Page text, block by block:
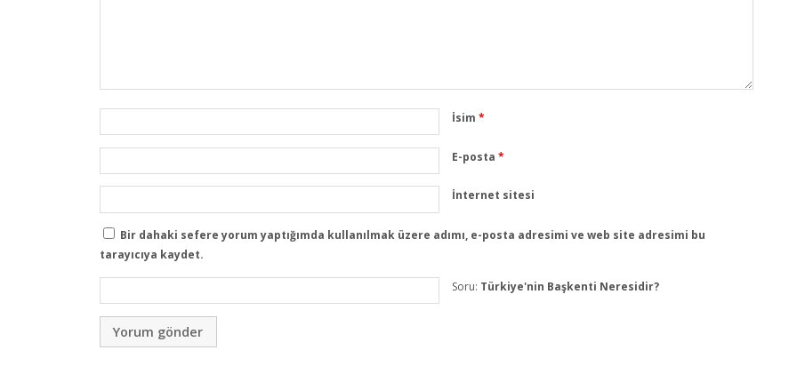
İsim *
E-posta *
İnternet sitesi
Bir dahaki sefere yorum yaptığımda kullanılmak üzere adımı, e-posta adresimi ve web site adresimi bu
tarayıcıya kaydet.
Soru: Türkiye'nin Başkenti Neresidir?